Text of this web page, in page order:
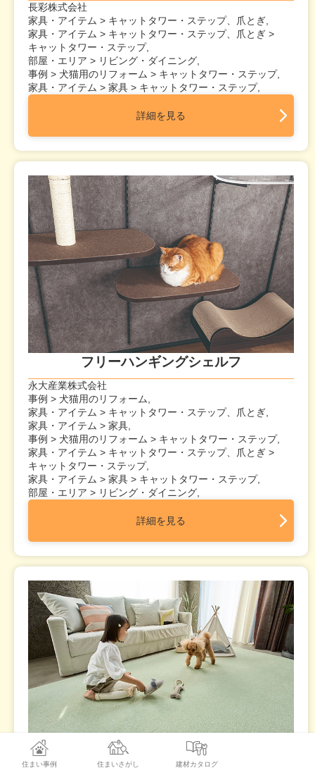
長彩株式会社
家具・アイテム > キャットタワー・ステップ、爪とぎ,
家具・アイテム > キャットタワー・ステップ、爪とぎ >
キャットタワー・ステップ,
部屋・エリア > リビング・ダイニング,
事例 > 犬猫用のリフォーム > キャットタワー・ステップ,
家具・アイテム > 家具 > キャットタワー・ステップ,
詳細を見る
フリーハンギングシェルフ
永大産業株式会社
事例 > 犬猫用のリフォーム,
家具・アイテム > キャットタワー・ステップ、爪とぎ,
家具・アイテム > 家具,
事例 > 犬猫用のリフォーム > キャットタワー・ステップ,
家具・アイテム > キャットタワー・ステップ、爪とぎ >
キャットタワー・ステップ,
家具・アイテム > 家具 > キャットタワー・ステップ,
部屋・エリア > リビング・ダイニング,
詳細を見る
住まい事例 住まいさがし 建材カタログ